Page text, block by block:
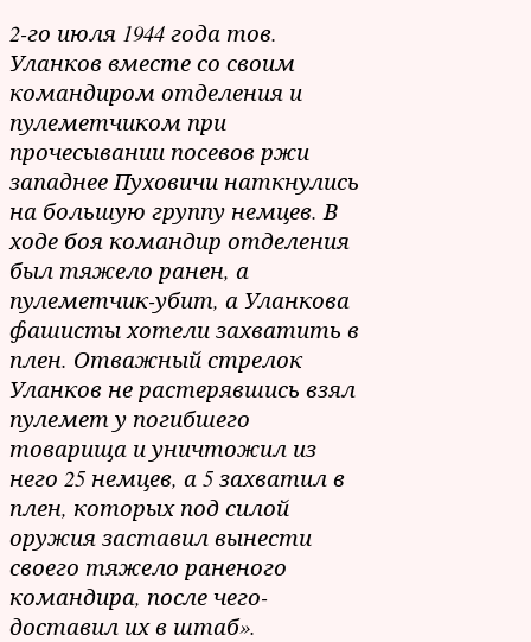
2-го июля 1944 года тов.
Уланков вместе со своим
командиром отделения и
пулеметчиком при
прочесывании посевов ржи
западнее Пуховичи наткнулись
на большую группу немцев. В
ходе боя командир отделения
был тяжело ранен, а
пулеметчик-убит, а Уланкова
фашисты хотели захватить в
плен. Отважный стрелок
Уланков не растерявшись взял
пулемет у погибшего
товарища и уничтожил из
него 25 немцев, а 5 захватил в
плен, которых под силой
оружия заставил вынести
своего тяжело раненого
командира, после чего-
доставил их в штаб».